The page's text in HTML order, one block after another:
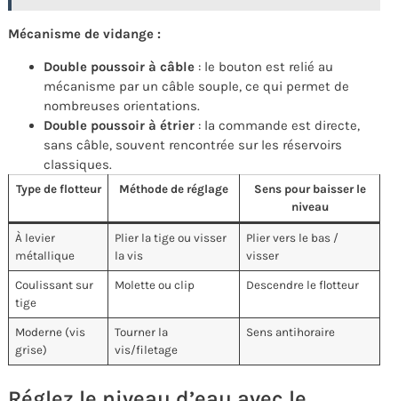
Mécanisme de vidange :
Double poussoir à câble : le bouton est relié au
mécanisme par un câble souple, ce qui permet de
nombreuses orientations.
Double poussoir à étrier : la commande est directe,
sans câble, souvent rencontrée sur les réservoirs
classiques.
Type de flotteur Méthode de réglage
Sens pour baisser le
niveau
À levier
métallique
Plier la tige ou visser
la vis
Plier vers le bas /
visser
Coulissant sur
tige
Molette ou clip Descendre le flotteur
Moderne (vis
grise)
Tourner la
vis/filetage
Sens antihoraire